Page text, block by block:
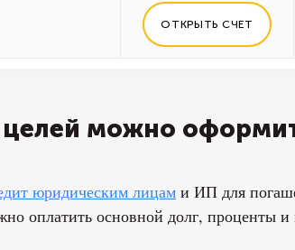
ОТКРЫТЬ СЧЕТ
целей можно
юридическим лицам и ИП для
оплатить основной долг, проценты и